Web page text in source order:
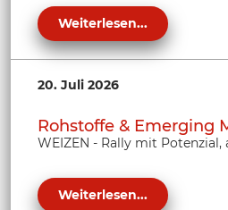
Weiterlesen...
20. Juli 2026
Rohstoffe & Emerging
WEIZEN - Rally mit Potenzial,
Weiterlesen...